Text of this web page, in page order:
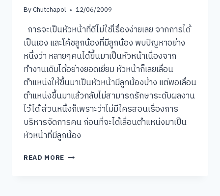
ByChutchapol 12/06/2009
การจะเป็นหัวหน้าที่ดีไม่ใช่เื่รื่องง่ายเลย จากการได้
เป็นเอง และโค้ชลูกน้องที่มีลูกน้อง พบปัญหาอย่าง
หนึ่งว่า หลายๆคนได้ขึ้นมาเป็นหัวหน้าเนื่องจาก
ทำงานเดิมได้อย่างยอดเยี่ยม หัวหน้าก็เลยเลื่อน
ตำแหน่งให้ขึ้นมาเป็นหัวหน้ามีลูกน้องบ้าง แต่พอเลื่อน
ตำแหน่งขึ้นมาแล้วกลับไม่สามารถรักษาระดับผลงาน
ไว้ได้ ส่วนหนึ่งก็เพราะว่าไม่มีใครสอนเรื่องการ
บริหารจัดการคน ก่อนที่จะได้เลื่อนตำแหน่งมาเป็น
หัวหน้าที่มีลูกน้อง
READ MORE จะ